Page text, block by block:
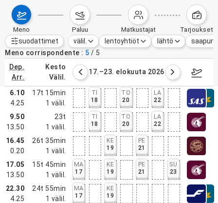
meno paluu matkustajat tarjoukset
suodattimet
Aktiiviset suodattimet ei mitään
välil. lentoyhtiöt lähtö
Meno corrispondente
5 / 5
dep.
arr.
kesto
välil.
elokuuta 2026 17.–23. elokuuta 2026
6.10
4.25
17t 15min
1 välil.
TI
18
TO
20
LA
22
9.50
13.50
23t
1 välil.
TI
18
TO
20
LA
22
16.45
0.20
26t 35min
1 välil.
KE
19
PE
21
17.05
13.50
15t 45min
1 välil.
MA
17
KE
19
PE
21
SU
23
22.30
4.25
24t 55min
1 välil.
MA
17
KE
19